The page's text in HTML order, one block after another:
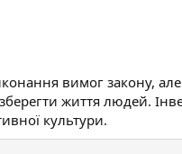
вимог закону,
життя людей.
культури.